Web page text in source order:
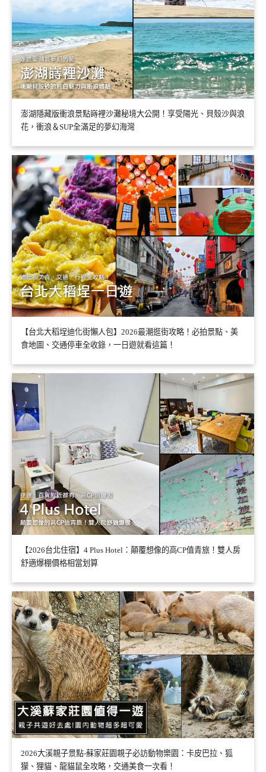
澎湖隱藏版衝浪景點嵵裡沙灘秘境大公開！享受陽光、貝殼沙與浪
花，衝浪＆SUP全滿足的夢幻海灣
【台北大稻埕迪化街懶人包】2026最潮逛街攻略！必拍景點、美
食地圖、交通停車全收錄，一日遊就看這篇！
【2026台北住宿】4 Plus Hotel：顛覆想像的高CP值青旅！雙人房
舒適爆棚價格相當划算
2026大溪親子景點-蘇家莊園親子必訪動物樂園：卡皮巴拉、狐
獴、狸貓、龍貓鼠全攻略，交通美食一次看！